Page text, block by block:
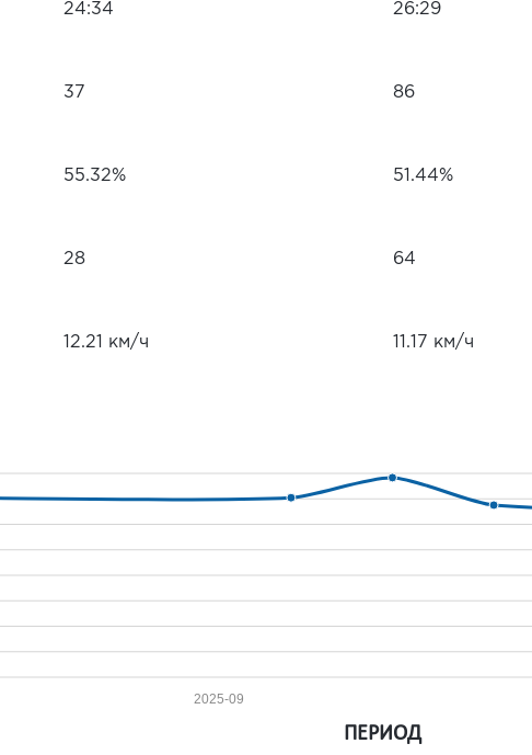
24:34 26:29
37 86
55.32% 51.44%
28 64
12.21 км/ч 11.17 км/ч
2025-09
ПЕРИОД